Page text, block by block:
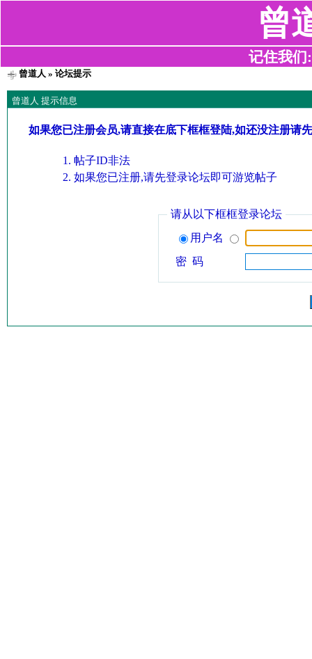
曾
记住我们
曾道人 » 论坛提示
曾道人 提示信息
如果您已注册会员,请直接在底下框框登陆,如还没注册请
帖子ID非法
如果您已注册,请先登录论坛即可游览帖子
请从以下框框登录论坛
用户名
密 码